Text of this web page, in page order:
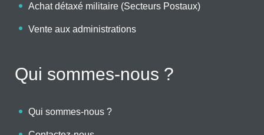
Achat détaxé militaire (Secteurs Postaux)
Vente aux administrations
Qui sommes-nous ?
Qui sommes-nous ?